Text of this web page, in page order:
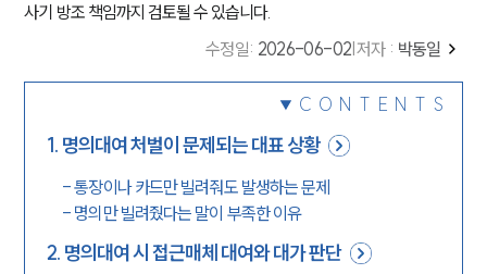
사기 방조 책임까지 검토될 수 있습니다.
수정일: 2026-06-02 저자 : 박동일
CONTENTS
1. 명의대여 처벌이 문제되는 대표 상황
-통장이나 카드만 빌려줘도 발생하는 문제
- 명의만 빌려줬다는 말이 부족한 이유
2. 명의대여 시 접근매체 대여와 대가 판단